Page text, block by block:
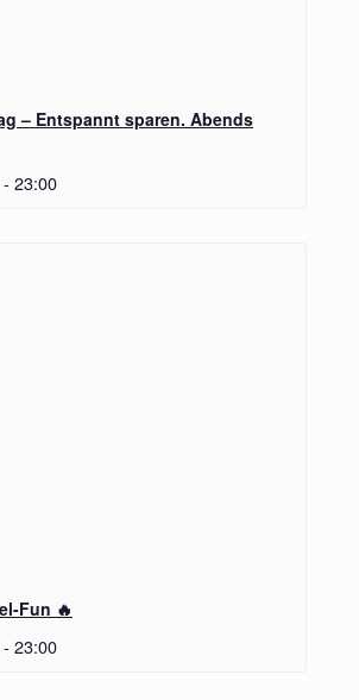
– Entspannt sparen. Abends
- 23:00
Fun 🔥
- 23:00